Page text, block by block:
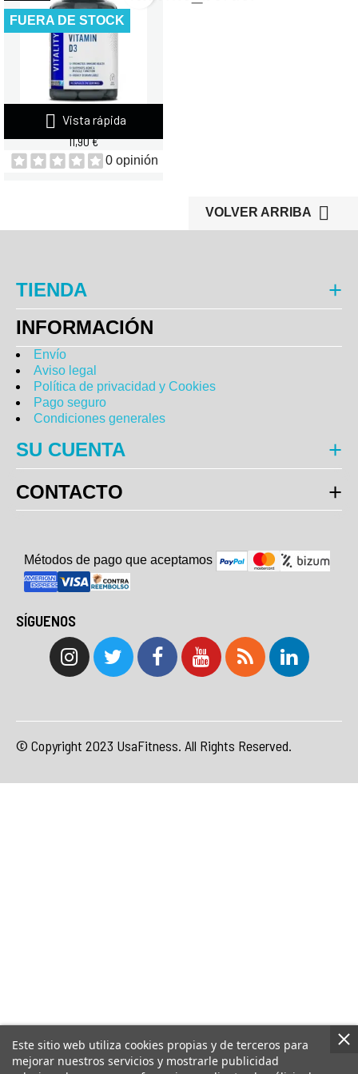
Este sitio web utiliza cookies propias y de terceros para
mejorar nuestros servicios y mostrarle publicidad
 Vista rápida
APPLIED NUTRITION VITAMIN...
11,90 €
0 opinión
FUERA DE STOCK
VOLVER ARRIBA 
TIENDA
INFORMACIÓN
Envío
Aviso legal
Política de privacidad y Cookies
Pago seguro
Condiciones generales
SU CUENTA
CONTACTO
Métodos de pago que aceptamos
SÍGUENOS
© Copyright 2023 UsaFitness. All Rights Reserved.